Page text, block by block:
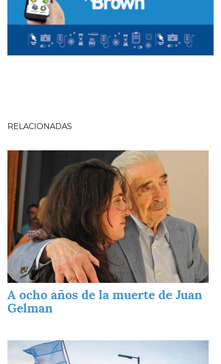
RELACIONADAS
A ocho años de la muerte de Juan
Gelman